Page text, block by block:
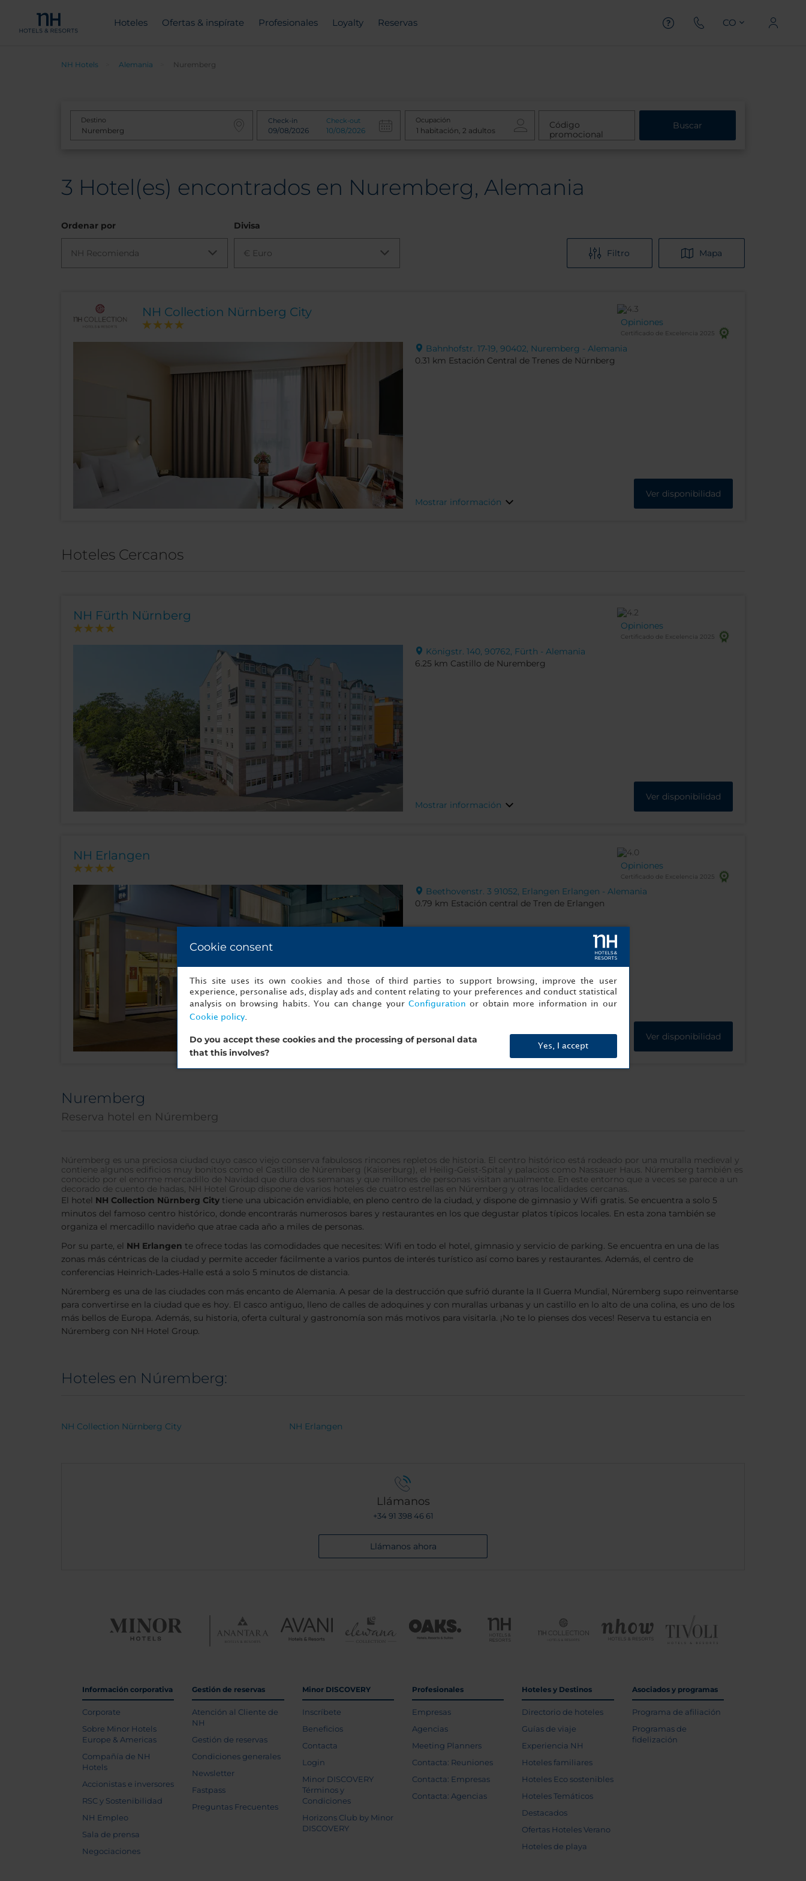
Hoteles Ofertas & inspírate Profesionales Loyalty Reservas CO
NH Hotels Alemania Nuremberg
Destino Check-in Check-out Ocupación
Código
promocional
Buscar
3 Hotel(es) encontrados en Nuremberg, Alemania
Ordenar por
NH Recomienda
Divisa
€ Euro Filtro Mapa
NH Collection Nürnberg City
Bahnhofstr. 17-19, 90402, Nuremberg - Alemania
0.31 km Estación Central de Trenes de Nürnberg
Opiniones
Certificado de Excelencia 2025
Mostrar información
Ver disponibilidad
Hoteles Cercanos
NH Fürth Nürnberg
Königstr. 140, 90762, Fürth - Alemania
6.25 km Castillo de Nuremberg
Opiniones
Certificado de Excelencia 2025
Mostrar información
Ver disponibilidad
NH Erlangen
Beethovenstr. 3 91052, Erlangen Erlangen - Alemania
0.79 km Estación central de Tren de Erlangen
Opiniones
Certificado de Excelencia 2025
Mostrar información
Ver disponibilidad
Nuremberg
Reserva hotel en Núremberg
Núremberg es una preciosa ciudad cuyo casco viejo conserva fabulosos rincones repletos de historia. El centro histórico está rodeado por una muralla medieval y
contiene algunos edificios muy bonitos como el Castillo de Núremberg (Kaiserburg), el Heilig-Geist-Spital y palacios como Nassauer Haus. Núremberg también es
conocido por el enorme mercadillo de Navidad que dura dos semanas y que millones de personas visitan anualmente. En este entorno que a veces se parece a un
decorado de cuento de hadas, NH Hotel Group dispone de varios hoteles de cuatro estrellas en Núremberg y otras localidades cercanas.
El hotel NH Collection Nürnberg City tiene una ubicación envidiable, en pleno centro de la ciudad, y dispone de gimnasio y Wifi gratis. Se encuentra a solo 5
minutos del famoso centro histórico, donde encontrarás numerosos bares y restaurantes en los que degustar platos típicos locales. En esta zona también se
organiza el mercadillo navideño que atrae cada año a miles de personas.
Por su parte, el NH Erlangen te ofrece todas las comodidades que necesites: Wifi en todo el hotel, gimnasio y servicio de parking. Se encuentra en una de las
zonas más céntricas de la ciudad y permite acceder fácilmente a varios puntos de interés turístico así como bares y restaurantes. Además, el centro de
conferencias Heinrich-Lades-Halle está a solo 5 minutos de distancia.
Núremberg es una de las ciudades con más encanto de Alemania. A pesar de la destrucción que sufrió durante la II Guerra Mundial, Núremberg supo reinventarse
para convertirse en la ciudad que es hoy. El casco antiguo, lleno de calles de adoquines y con murallas urbanas y un castillo en lo alto de una colina, es uno de los
más bellos de Europa. Además, su historia, oferta cultural y gastronomía son más motivos para visitarla. ¡No te lo pienses dos veces! Reserva tu estancia en
Núremberg con NH Hotel Group.
Hoteles en Núremberg:
NH Collection Nürnberg City NH Erlangen
Llámanos
+34 91 398 46 61
Llámanos ahora
Información corporativa
Corporate
Sobre Minor Hotels
Europe & Americas
Compañía de NH
Hotels
Accionistas e inversores
RSC y Sostenibilidad
NH Empleo
Sala de prensa
Negociaciones
Gestión de reservas
Atención al Cliente de
NH
Gestión de reservas
Condiciones generales
Newsletter
Fastpass
Preguntas Frecuentes
Minor DISCOVERY
Inscríbete
Beneficios
Contacta
Login
Minor DISCOVERY
Términos y
Condiciones
Horizons Club by Minor
DISCOVERY
Profesionales
Empresas
Agencias
Meeting Planners
Contacta: Reuniones
Contacta: Empresas
Contacta: Agencias
Hoteles y Destinos
Directorio de hoteles
Guías de viaje
Experiencia NH
Hoteles familiares
Hoteles Eco sostenibles
Hoteles Temáticos
Destacados
Ofertas Hoteles Verano
Hoteles de playa
Asociados y programas
Programa de afiliación
Programas de
fidelización
Cookie consent
This site uses its own cookies and those of third parties to support browsing, improve the user
experience, personalise ads, display ads and content relating to your preferences and conduct statistical
analysis on browsing habits. You can change your Configuration or obtain more information in our
Cookie policy.
Do you accept these cookies and the processing of personal data
that this involves?
Yes, I accept